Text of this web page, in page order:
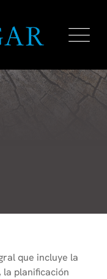
que incluye la
planificación